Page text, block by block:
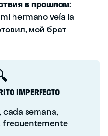
в прошлом:
hermano veía la
мой брат
IMPERFECTO
semana,
frecuentemente